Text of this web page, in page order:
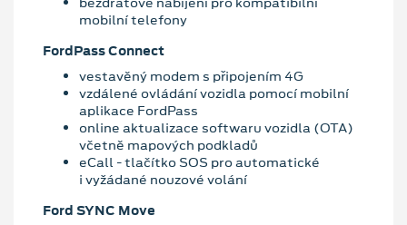
mobilní telefony
FordPass Connect
vestavěný modem s připojením 4G
vzdálené ovládání vozidla pomocí mobilní
aplikace FordPass
online aktualizace softwaru vozidla (OTA)
včetně mapových podkladů
eCall - tlačítko SOS pro automatické
i vyžádané nouzové volání
Ford SYNC Move